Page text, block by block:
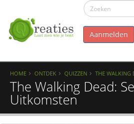
Aanmelden
HOME ONTDEK QUIZZEN THE WALKING
The Walking Dead:
Uitkomsten